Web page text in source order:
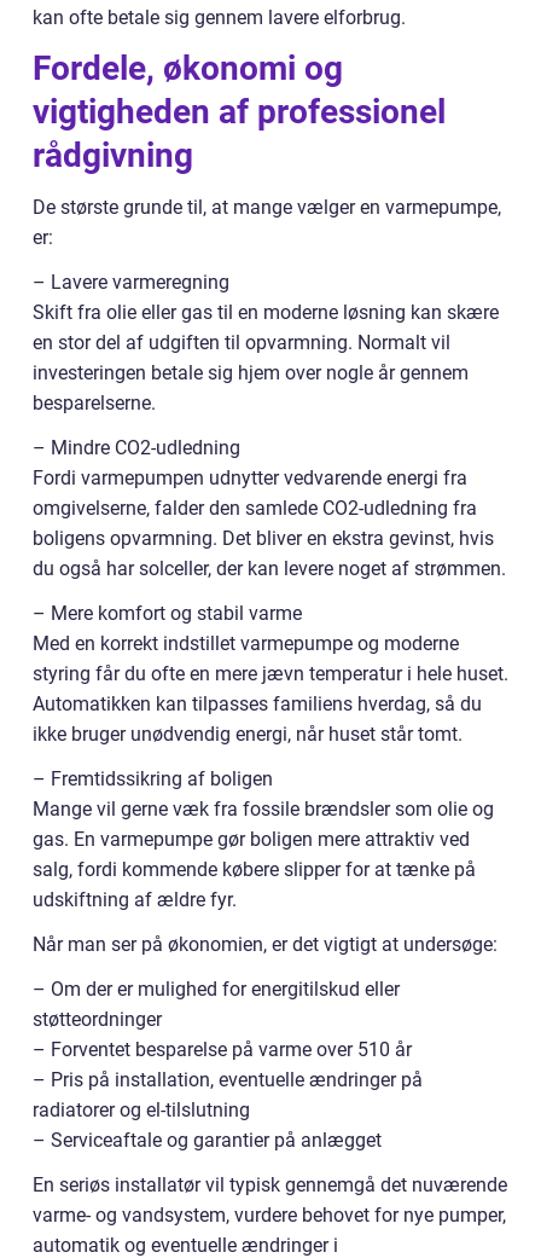
kan ofte betale sig gennem lavere elforbrug.
Fordele, økonomi og
vigtigheden af professionel
rådgivning
De største grunde til, at mange vælger en varmepumpe,
er:
– Lavere varmeregning
Skift fra olie eller gas til en moderne løsning kan skære
en stor del af udgiften til opvarmning. Normalt vil
investeringen betale sig hjem over nogle år gennem
besparelserne.
– Mindre CO2-udledning
Fordi varmepumpen udnytter vedvarende energi fra
omgivelserne, falder den samlede CO2-udledning fra
boligens opvarmning. Det bliver en ekstra gevinst, hvis
du også har solceller, der kan levere noget af strømmen.
– Mere komfort og stabil varme
Med en korrekt indstillet varmepumpe og moderne
styring får du ofte en mere jævn temperatur i hele huset.
Automatikken kan tilpasses familiens hverdag, så du
ikke bruger unødvendig energi, når huset står tomt.
– Fremtidssikring af boligen
Mange vil gerne væk fra fossile brændsler som olie og
gas. En varmepumpe gør boligen mere attraktiv ved
salg, fordi kommende købere slipper for at tænke på
udskiftning af ældre fyr.
Når man ser på økonomien, er det vigtigt at undersøge:
– Om der er mulighed for energitilskud eller
støtteordninger
– Forventet besparelse på varme over 510 år
– Pris på installation, eventuelle ændringer på
radiatorer og el-tilslutning
– Serviceaftale og garantier på anlægget
En seriøs installatør vil typisk gennemgå det nuværende
varme- og vandsystem, vurdere behovet for nye pumper,
automatik og eventuelle ændringer i